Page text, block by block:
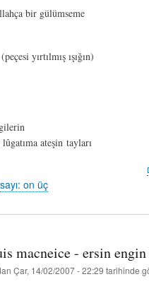
ışığın)
ateşin tayları
sayı: on üç
macneice - ersin engin
Çar, 14/02/2007 - 22:29 tarihinde